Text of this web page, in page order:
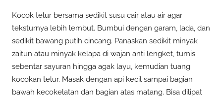
Kocok telur bersama sedikit susu cair atau air agar
teksturnya lebih lembut. Bumbui dengan garam, lada, dan
sedikit bawang putih cincang. Panaskan sedikit minyak
zaitun atau minyak kelapa di wajan anti lengket, tumis
sebentar sayuran hingga agak layu, kemudian tuang
kocokan telur. Masak dengan api kecil sampai bagian
bawah kecokelatan dan bagian atas matang. Bisa dilipat